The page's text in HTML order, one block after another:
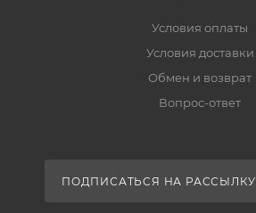
Условия оплаты
Условия доставки
Обмен и возврат
Вопрос-ответ
ПОДПИСАТЬСЯ НА РАССЫЛКУ